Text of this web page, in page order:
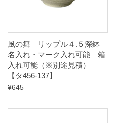
）
【
タ
5
風の舞 リップル４.５深鉢
名入れ・マーク入れ可能 箱
入れ可能（※別途見積）
【タ456-137】
¥645